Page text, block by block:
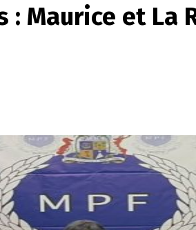
Maurice et La